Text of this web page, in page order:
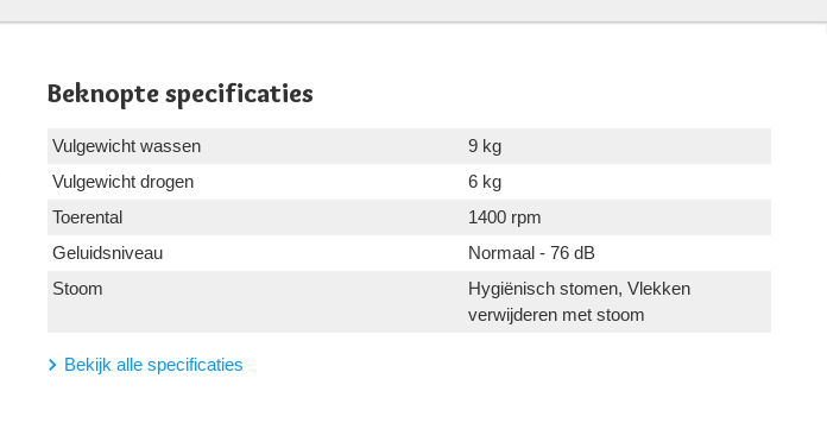
Beknopte specificaties
Vulgewicht wassen
9 kg
Vulgewicht drogen
6 kg
Toerental
1400 rpm
Geluidsniveau
Normaal - 76 dB
Stoom
Hygiënisch stomen, Vlekken
verwijderen met stoom
Bekijk alle specificaties